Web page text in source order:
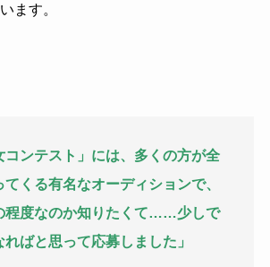
ます。
コンテスト」には、多くの方が全
てくる有名なオーディションで、
程度なのか知りたくて……少しで
ればと思って応募しました」